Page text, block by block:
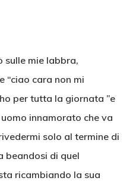
sulle mie labbra,
“ciao cara non mi
per tutta la giornata ”e
innamorato che va
solo al termine di
beandosi di quel
ricambiando la sua